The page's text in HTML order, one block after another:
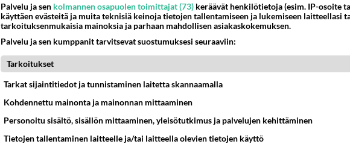
Muistatko Mikkelin panttivankidraaman?
07.08.2026 07:39
Maailman menoa
Mitä haluaisit kysyä tänään
Palvelu ja sen kolmannen osapuolen toimittajat (73) keräävät henkilötietoja (esim. IP-osoite
käyttäen evästeitä ja muita teknisiä keinoja tietojen tallentamiseen ja lukemiseen laitteellasi
tarkoituksenmukaisia mainoksia ja parhaan mahdollisen asiakaskokemuksen.
Palvelu ja sen kumppanit tarvitsevat suostumuksesi seuraaviin:
Tarkoitukset
Tarkat sijaintitiedot ja tunnistaminen laitetta skannaamalla
Kohdennettu mainonta ja mainonnan mittaaminen
Personoitu sisältö, sisällön mittaaminen, yleisötutkimus ja palvelujen kehittäminen
Tietojen tallentaminen laitteelle ja/tai laitteella olevien tietojen käyttö